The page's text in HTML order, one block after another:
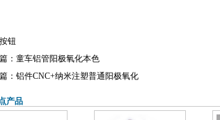
钮
：童车铝管阳极氧化本色
：铝件CNC+纳米注塑普通阳极氧化
产品